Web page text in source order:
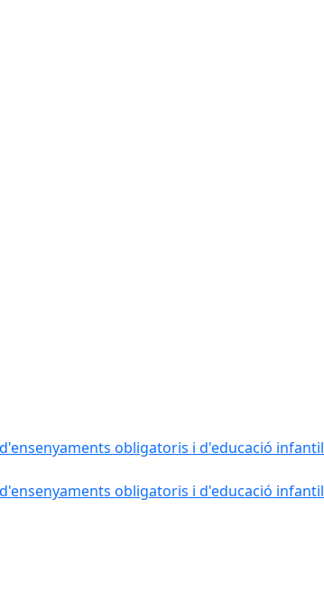
obligatoris i d'educació infantil
obligatoris i d'educació infantil